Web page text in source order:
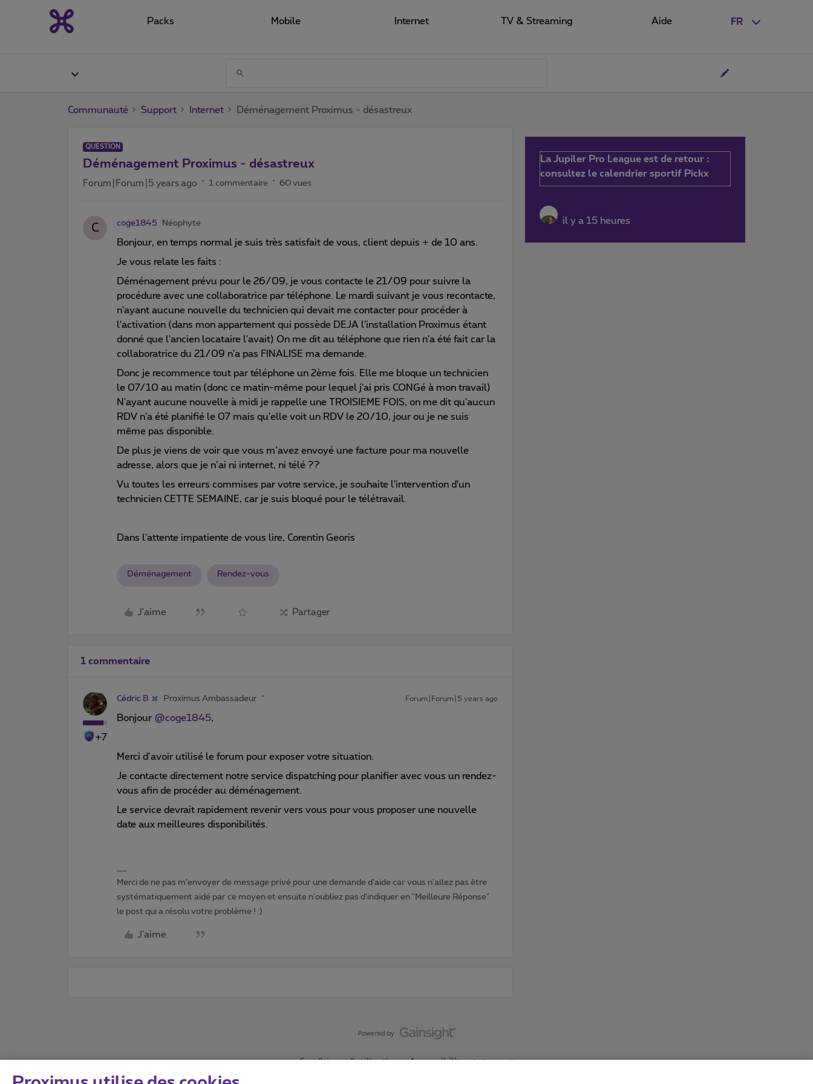
FR
Packs Mobile Internet TV & Streaming Aide
Communauté Support Internet Déménagement Proximus - désastreux
QUESTION
Déménagement Proximus - désastreux
Forum|Forum|5 years ago 1 commentaire 60 vues
C coge1845 Néophyte
Bonjour, en temps normal je suis très satisfait de vous, client depuis + de 10 ans.
Je vous relate les faits :
Déménagement prévu pour le 26/09, je vous contacte le 21/09 pour suivre la
procédure avec une collaboratrice par téléphone. Le mardi suivant je vous recontacte,
n'ayant aucune nouvelle du technicien qui devait me contacter pour procéder à
l'activation (dans mon appartement qui possède DEJA l'installation Proximus étant
donné que l'ancien locataire l'avait) On me dit au téléphone que rien n'a été fait car la
collaboratrice du 21/09 n'a pas FINALISE ma demande.
Donc je recommence tout par téléphone un 2ème fois. Elle me bloque un technicien
le 07/10 au matin (donc ce matin-même pour lequel j'ai pris CONGé à mon travail)
N'ayant aucune nouvelle à midi je rappelle une TROISIEME FOIS, on me dit qu'aucun
RDV n'a été planifié le 07 mais qu'elle voit un RDV le 20/10, jour ou je ne suis
même pas disponible.
De plus je viens de voir que vous m’avez envoyé une facture pour ma nouvelle
adresse, alors que je n’ai ni internet, ni télé ??
Vu toutes les erreurs commises par votre service, je souhaite l'intervention d'un
technicien CETTE SEMAINE, car je suis bloqué pour le télétravail.
Dans l'attente impatiente de vous lire, Corentin Georis
Déménagement Rendez-vous
J'aime Partager
1 commentaire
+7
Cédric B Proximus Ambassadeur Forum|Forum|5 years ago
Bonjour @coge1845,
Merci d’avoir utilisé le forum pour exposer votre situation.
Je contacte directement notre service dispatching pour planifier avec vous un rendez-
vous afin de procéder au déménagement.
Le service devrait rapidement revenir vers vous pour vous proposer une nouvelle
date aux meilleures disponibilités.
Merci de ne pas m'envoyer de message privé pour une demande d'aide car vous n'allez pas être
systématiquement aidé par ce moyen et ensuite n'oubliez pas d'indiquer en "Meilleure Réponse"
le post qui a résolu votre problème ! :)
J'aime
La Jupiler Pro League est de retour :
consultez le calendrier sportif Pickx
il y a 15 heures
Conditions d'utilisation Accessibility statement